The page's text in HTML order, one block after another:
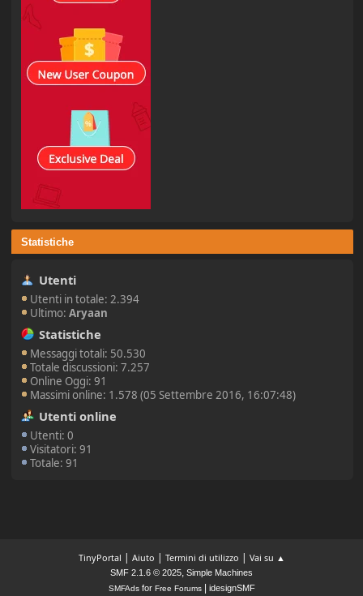
Statistiche
Utenti
Utenti in totale: 2.394
Ultimo:Aryaan
Statistiche
Messaggi totali: 50.530
Totale discussioni: 7.257
Online Oggi: 91
Massimi online: 1.578 (05 Settembre 2016, 16:07:48)
Utenti online
Utenti: 0
Visitatori: 91
Totale: 91
TinyPortal | Aiuto | Termini di utilizzo | Vai su ▲
SMF 2.1.6 © 2025, Simple Machines
SMFAdsfor Free Forums| idesignSMF